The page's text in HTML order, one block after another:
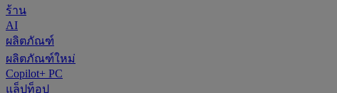
ร้าน
AI
ผลิตภัณฑ์
ผลิตภัณฑ์ใหม่
Copilot+ PC
แล็ปท็อป